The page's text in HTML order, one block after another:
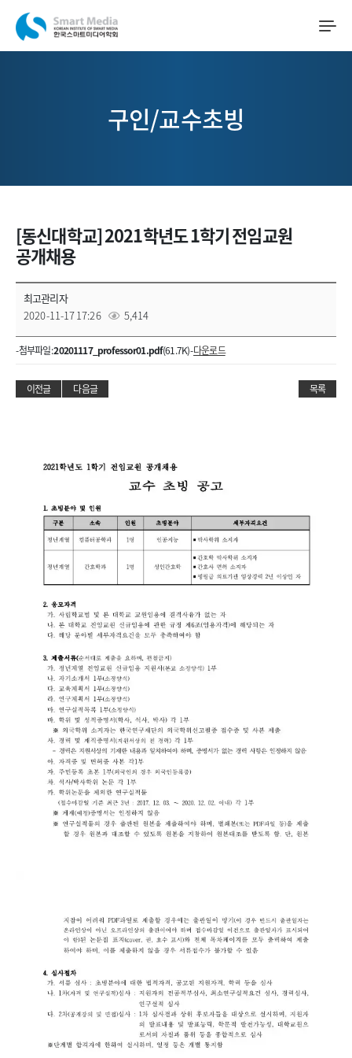
구인/교수초빙
[동신대학교] 2021학년도 1학기 전임교원
공개채용
최고관리자
2020-11-17 17:26
5,414
- 첨부파일 :20201117_professor01.pdf(61.7K) -다운로드
이전글 다음글 목록